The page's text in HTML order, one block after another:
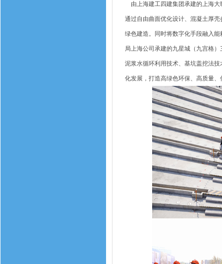
由上海建工四建集团承建的上海大
通过自由曲面优化设计、混凝土厚
绿色建造。同时将数字化手段融入
局上海公司承建的九星城（九宫格
泥浆水循环利用技术、基坑盖挖法
化发展，打造高绿色环保、高质量